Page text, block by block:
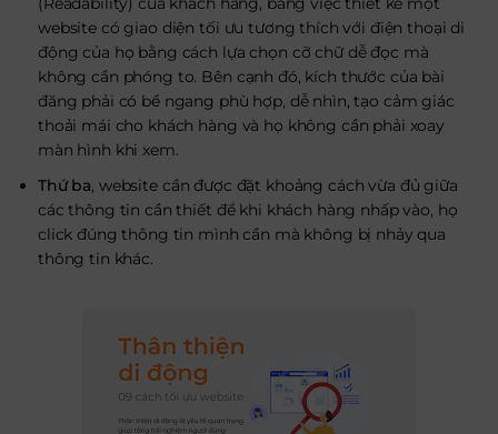
website có giao diện tối ưu tương thích với điện thoại di
động của họ bằng cách lựa chọn cỡ chữ dễ đọc mà
không cần phóng to. Bên cạnh đó, kích thước của bài
đăng phải có bề ngang phù hợp, dễ nhìn, tạo cảm giác
thoải mái cho khách hàng và họ không cần phải xoay
màn hình khi xem.
Thứ ba, website cần được đặt khoảng cách vừa đủ giữa
các thông tin cần thiết để khi khách hàng nhấp vào, họ
click đúng thông tin mình cần mà không bị nhảy qua
thông tin khác.